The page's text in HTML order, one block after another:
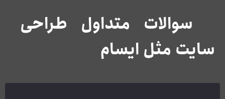
سوالات متداول طراحی
سایت مثل ایسام